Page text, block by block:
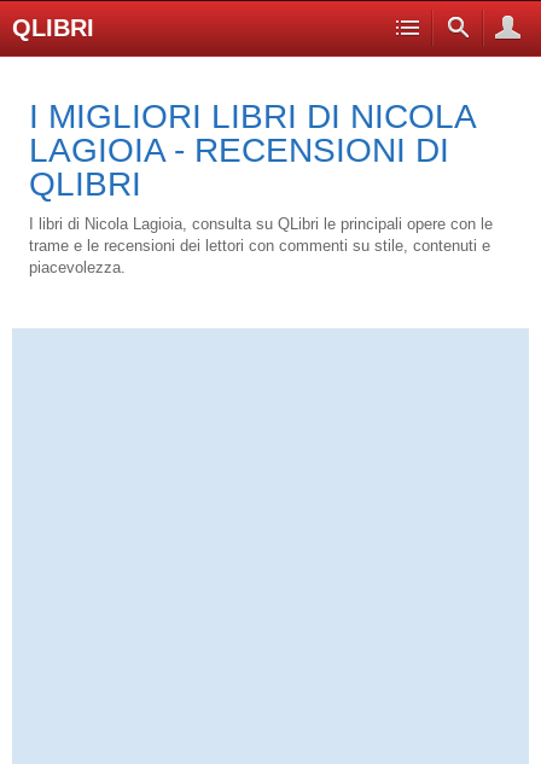
QLIBRI
I MIGLIORI LIBRI DI NICOLA
LAGIOIA - RECENSIONI DI
QLIBRI
I libri di Nicola Lagioia, consulta su QLibri le principali opere con le
trame e le recensioni dei lettori con commenti su stile, contenuti e
piacevolezza.